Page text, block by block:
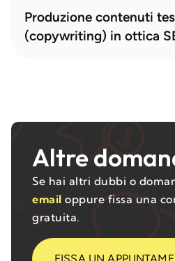
Produzione contenuti
(copywriting) in ottica
Altre
Se hai altri dubbi o
email oppure fissa una
gratuita.
FISSA UN